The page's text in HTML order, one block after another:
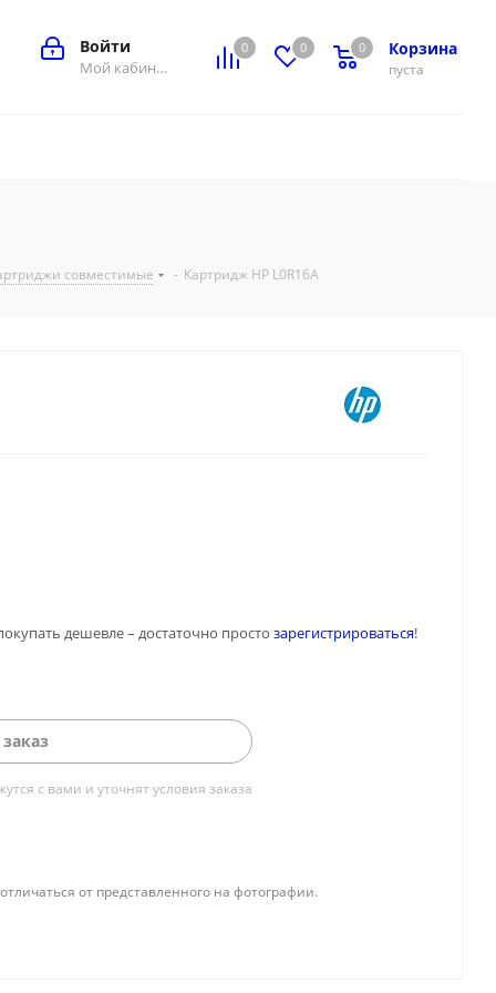
0 0 Корзина
0
пуста
0
Войти
Мой кабинет
совместимые - Картридж HP L0R16A
дешевле – достаточно просто зарегистрироваться!
с вами и уточнят условия заказа
от представленного на фотографии.